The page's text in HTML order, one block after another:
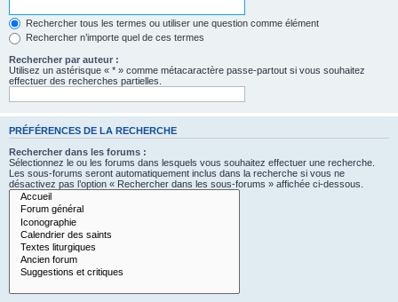
Rechercher tous les termes ou utiliser une question comme élément
Rechercher n’importe quel de ces termes
Rechercher par auteur :
Utilisez un astérisque « * » comme métacaractère passe-partout si vous souhaitez
effectuer des recherches partielles.
PRÉFÉRENCES DE LA RECHERCHE
Rechercher dans les forums :
Sélectionnez le ou les forums dans lesquels vous souhaitez effectuer une recherche.
Les sous-forums seront automatiquement inclus dans la recherche si vous ne
désactivez pas l’option « Rechercher dans les sous-forums » affichée ci-dessous.